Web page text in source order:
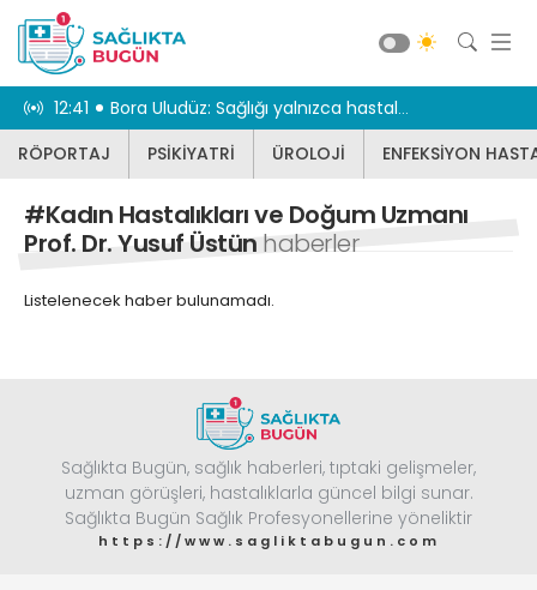
12:41 Bora Uludüz: Sağlığı yalnızca hastalıkların tedavisiyle sınırlı görmüyoruz
RÖPORTAJ
PSİKİYATRİ ÜROLOJİ ENFEKSİYON
#Kadın Hastalıkları ve Doğum Uzmanı
Prof. Dr. Yusuf Üstün haberler
Listelenecek haber bulunamadı.
Sağlıkta Bugün, sağlık haberleri, tıptaki gelişmeler,
uzman görüşleri, hastalıklarla güncel bilgi sunar.
Sağlıkta Bugün Sağlık Profesyonellerine yöneliktir
https://www.sagliktabugun.com
RÖPORTAJ
ÜROLOJİ
DİĞER
DİŞ HEKİMLİĞİ
BEYİN VE SİNİR CERRAHİSİ
KARDİYOLOJİ
Güncel